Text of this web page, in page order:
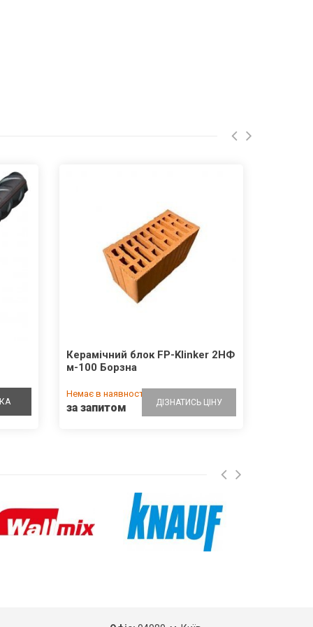
Керамічний блок FP-Klinker 2НФ
м-100 Борзна
Немає в наявності
за запитом ДІЗНАТИСЬ ЦІНУ